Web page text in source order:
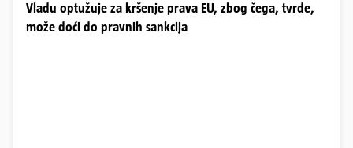
Vladu optužuje za kršenje prava EU, zbog čega, tvrde,
može doći do pravnih sankcija